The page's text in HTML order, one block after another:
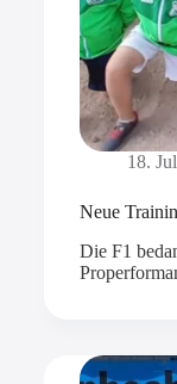
18.
Neue
Die F1